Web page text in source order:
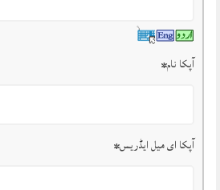
آپکا نام*
آپکا ای میل ایڈریس*